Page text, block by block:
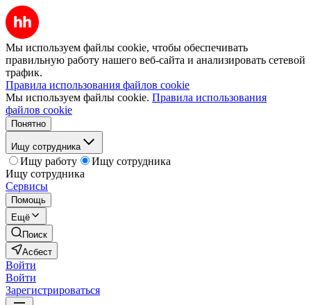
Мы используем файлы cookie, чтобы обеспечивать
правильную работу нашего веб-сайта и анализировать сетевой
трафик.
Правила использования файлов cookie
Мы используем файлы cookie. Правила использования
файлов cookie
Понятно
Ищу сотрудника
Ищу работу
Ищу сотрудника
Ищу сотрудника
Сервисы
Помощь
Ещё
Поиск
Асбест
Войти
Войти
Зарегистрироваться